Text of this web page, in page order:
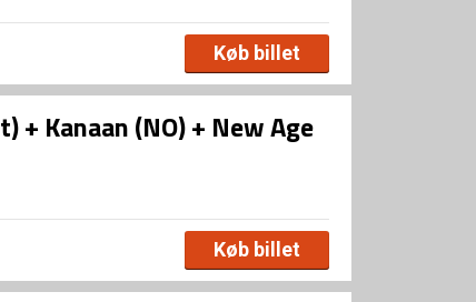
Køb billet
+ Kanaan (NO) + New Age
Køb billet